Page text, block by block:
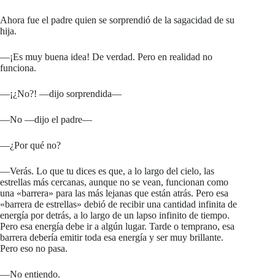
Ahora fue el padre quien se sorprendió de la sagacidad de su
hija.
—¡Es muy buena idea! De verdad. Pero en realidad no
funciona.
—¡¿No?! —dijo sorprendida—
—No —dijo el padre—
—¿Por qué no?
—Verás. Lo que tu dices es que, a lo largo del cielo, las
estrellas más cercanas, aunque no se vean, funcionan como
una «barrera» para las más lejanas que están atrás. Pero esa
«barrera de estrellas» debió de recibir una cantidad infinita de
energía por detrás, a lo largo de un lapso infinito de tiempo.
Pero esa energía debe ir a algún lugar. Tarde o temprano, esa
barrera debería emitir toda esa energía y ser muy brillante.
Pero eso no pasa.
—No entiendo.